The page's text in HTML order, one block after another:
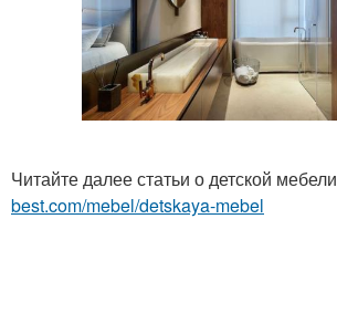
Читайте далее статьи о детской мебели
best.com/mebel/detskaya-mebel